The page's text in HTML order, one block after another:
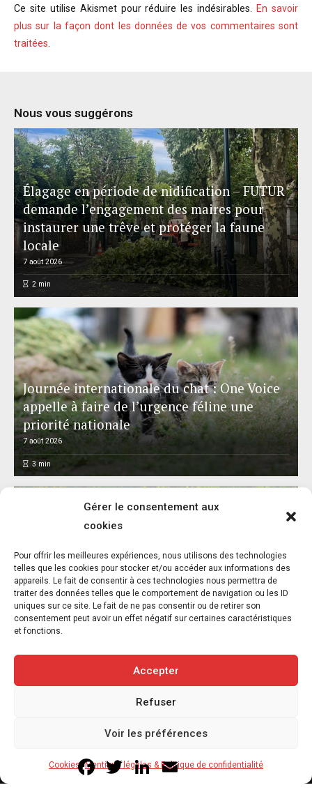
Gérer le consentement aux
cookies
Pour offrir les meilleures expériences, nous utilisons des technologies
telles que les cookies pour stocker et/ou accéder aux informations des
appareils. Le fait de consentir à ces technologies nous permettra de
traiter des données telles que le comportement de navigation ou les ID
uniques sur ce site. Le fait de ne pas consentir ou de retirer son
consentement peut avoir un effet négatif sur certaines caractéristiques
et fonctions.
Accepter
Refuser
Voir les préférences
Cookies Mentions légales & Politique de confidentialité
Ce site utilise Akismet pour réduire les indésirables.
En savoir
plus sur la façon dont les données de vos commentaires sont
traitées
Nous vous suggérons
Élagage en période de nidification – FUTUR
demande l’engagement des maires pour
instaurer une trêve et protéger la faune
locale
7 août 2026
2min
Journée internationale du chat : One Voice
appelle à faire de l’urgence féline une
priorité nationale
7 août 2026
3 min
L’association FUTUR dénonce le recours à
des « tirs sanitaires » sur des animaux
sauvages déjà victimes de l’incendie
d’Achères-la-Forêt
7 août 2026
Mentions légales & Politique de confidentialité
Cookies
FacebookTwitterLinkedInEmail